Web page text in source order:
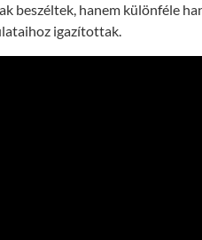
beszéltek, hanem különféle
igazítottak.